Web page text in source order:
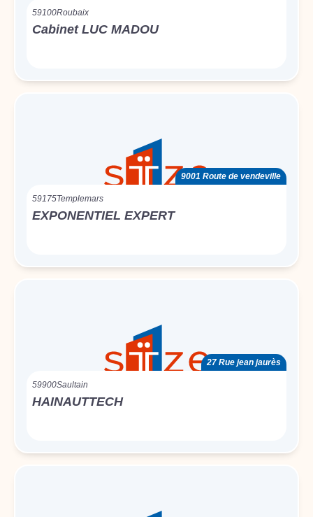
59100Roubaix
Cabinet LUC MADOU
9001 Route de vendeville
59175Templemars
EXPONENTIEL EXPERT
27 Rue jean jaurès
59900Saultain
HAINAUTTECH